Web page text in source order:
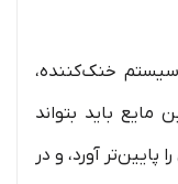
خنک‌کننده،
مایع باید بتواند
پایین‌تر آورد، و در